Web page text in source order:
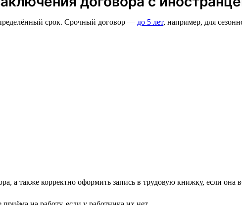
срок. Срочный договор — до 5 лет, например, для
а также корректно оформить запись в трудовую книжку, если она